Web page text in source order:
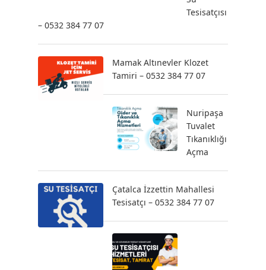
Tesisatçısı
– 0532 384 77 07
Mamak Altınevler Klozet
Tamiri – 0532 384 77 07
Nuripaşa
Tuvalet
Tıkanıklığı
Açma
Çatalca İzzettin Mahallesi
Tesisatçı – 0532 384 77 07